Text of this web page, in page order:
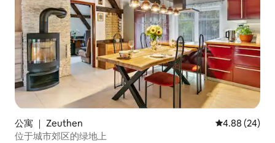
公寓 ｜ Zeuthen 平均评分 4.88
4.88 (24)
位于城市郊区的绿地上